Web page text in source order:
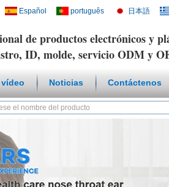
de productos electrónicos y
ID, molde, servicio ODM y
Español português 日本語
vídeo Noticias Contáctenos